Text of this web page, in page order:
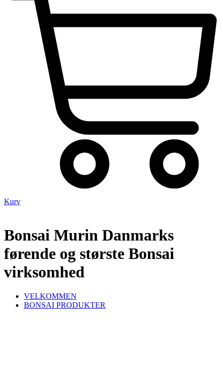
Kurv
Bonsai Murin Danmarks
førende og største Bonsai
virksomhed
VELKOMMEN
BONSAI PRODUKTER